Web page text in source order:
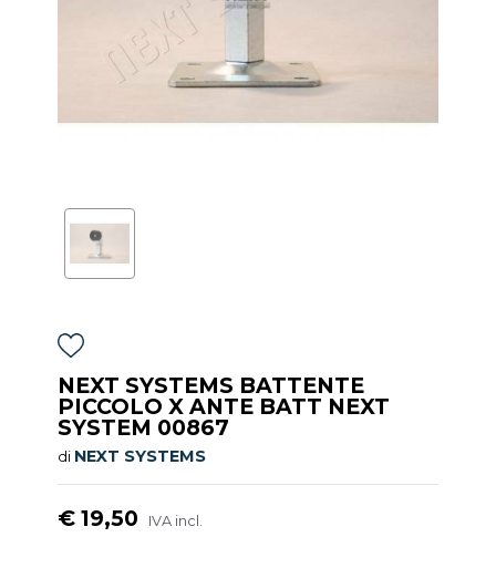
NEXT SYSTEMS BATTENTE
PICCOLO X ANTE BATT NEXT
SYSTEM 00867
di NEXT SYSTEMS
€ 19,50 IVA incl.